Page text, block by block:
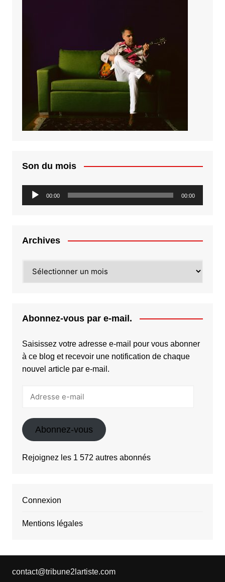
Son du mois
Lecteur
audio
00:00 00:00
Archives
Abonnez-vous par e-mail.
Saisissez votre adresse e-mail pour vous abonner
à ce blog et recevoir une notification de chaque
nouvel article par e-mail.
Abonnez-vous
Rejoignez les 1 572 autres abonnés
Connexion
Mentions légales
contact@tribune2lartiste.com